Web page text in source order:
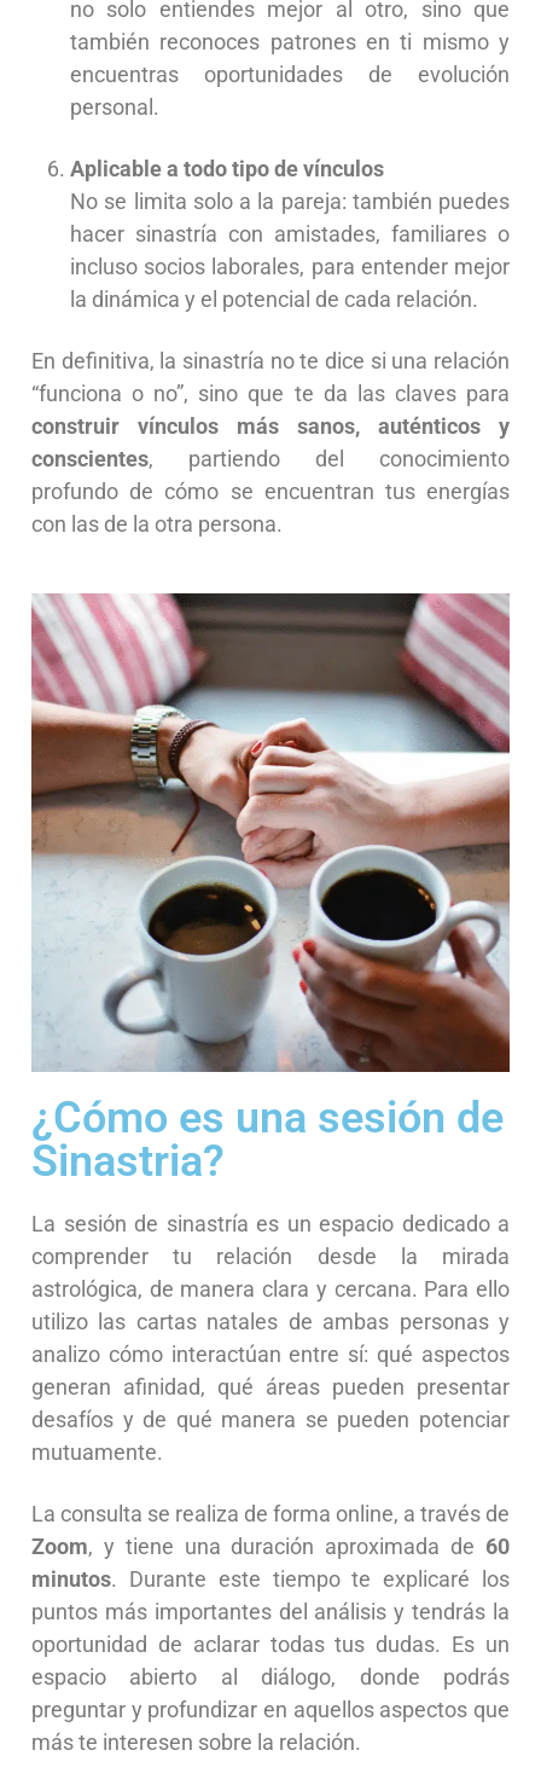
no solo entiendes mejor al otro, sino que
también reconoces patrones en ti mismo y
encuentras oportunidades de evolución
personal.
Aplicable a todo tipo de vínculos
No se limita solo a la pareja: también puedes
hacer sinastría con amistades, familiares o
incluso socios laborales, para entender mejor
la dinámica y el potencial de cada relación.
En definitiva, la sinastría no te dice si una relación
“funciona o no”, sino que te da las claves para
construir vínculos más sanos, auténticos y
conscientes, partiendo del conocimiento
profundo de cómo se encuentran tus energías
con las de la otra persona.
¿Cómo es una sesión de
Sinastria?
La sesión de sinastría es un espacio dedicado a
comprender tu relación desde la mirada
astrológica, de manera clara y cercana. Para ello
utilizo las cartas natales de ambas personas y
analizo cómo interactúan entre sí: qué aspectos
generan afinidad, qué áreas pueden presentar
desafíos y de qué manera se pueden potenciar
mutuamente.
La consulta se realiza de forma online, a través de
Zoom, y tiene una duración aproximada de 60
minutos. Durante este tiempo te explicaré los
puntos más importantes del análisis y tendrás la
oportunidad de aclarar todas tus dudas. Es un
espacio abierto al diálogo, donde podrás
preguntar y profundizar en aquellos aspectos que
más te interesen sobre la relación.